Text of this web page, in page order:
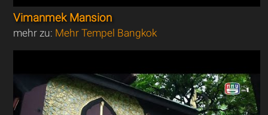
Vimanmek Mansion
mehr zu: Mehr Tempel Bangkok